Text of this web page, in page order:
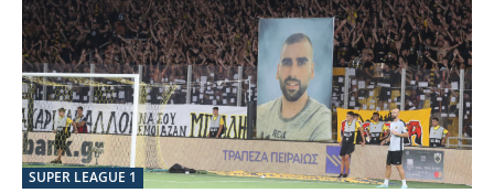
SUPER LEAGUE 1